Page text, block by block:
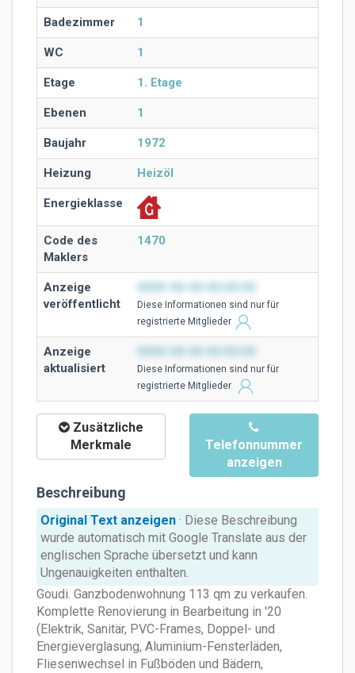
Badezimmer 1
WC 1
Etage 1. Etage
Ebenen 1
Baujahr 1972
Heizung Heizöl
Energieklasse
Code des
Maklers
1470
Anzeige
veröffentlicht
Diese Ιnformationen sind nur für
registrierte Mitglieder
Anzeige
aktualisiert
Diese Ιnformationen sind nur für
registrierte Mitglieder
Zusätzliche
Merkmale
Telefonnummer
anzeigen
Beschreibung
Original Text anzeigen · Diese Beschreibung
wurde automatisch mit Google Translate aus der
englischen Sprache übersetzt und kann
Ungenauigkeiten enthalten.
Goudi. Ganzbodenwohnung 113 qm zu verkaufen.
Komplette Renovierung in Bearbeitung in '20
(Elektrik, Sanitär, PVC-Frames, Doppel- und
Energieverglasung, Aluminium-Fensterläden,
Fliesenwechsel in Fußböden und Bädern,